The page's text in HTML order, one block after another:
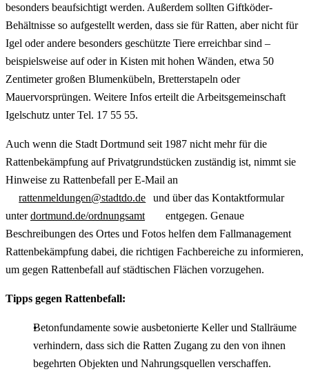
besonders beaufsichtigt werden. Außerdem sollten Giftköder-
Behältnisse so aufgestellt werden, dass sie für Ratten, aber nicht für
Igel oder andere besonders geschützte Tiere erreichbar sind –
beispielsweise auf oder in Kisten mit hohen Wänden, etwa 50
Zentimeter großen Blumenkübeln, Bretterstapeln oder
Mauervorsprüngen. Weitere Infos erteilt die Arbeitsgemeinschaft
Igelschutz unter Tel. 17 55 55.
Auch wenn die Stadt Dortmund seit 1987 nicht mehr für die
Rattenbekämpfung auf Privatgrundstücken zuständig ist, nimmt sie
Hinweise zu Rattenbefall per E-Mail an
rattenmeldungen@stadtdo.de
und über das Kontaktformular
unterdortmund.de/ordnungsamt
entgegen. Genaue
Beschreibungen des Ortes und Fotos helfen dem Fallmanagement
Rattenbekämpfung dabei, die richtigen Fachbereiche zu informieren,
um gegen Rattenbefall auf städtischen Flächen vorzugehen.
Tipps gegen Rattenbefall:
Betonfundamente sowie ausbetonierte Keller und Stallräume
verhindern, dass sich die Ratten Zugang zu den von ihnen
begehrten Objekten und Nahrungsquellen verschaffen.